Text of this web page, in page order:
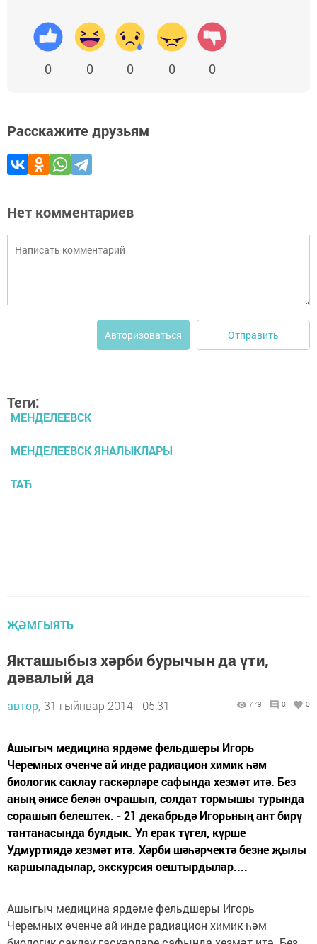
0 0 0 0 0
Расскажите друзьям
Нет комментариев
Авторизоваться Отправить
Теги:
МЕНДЕЛЕЕВСК
МЕНДЕЛЕЕВСК ЯНАЛЫКЛАРЫ
ТАЋ
ҖӘМГЫЯТЬ
Якташыбыз хәрби бурычын да үти,
дәвалый да
автор, 31 гыйнвар 2014 - 05:31 779 0 0
Ашыгыч медицина ярдәме фельдшеры Игорь
Черемных өченче ай инде радиацион химик һәм
биологик саклау гаскәрләре сафында хезмәт итә. Без
аның әнисе белән очрашып, солдат тормышы турында
сорашып белештек. - 21 декабрьдә Игорьның ант бирү
тантанасында булдык. Ул ерак түгел, күрше
Удмуртиядә хезмәт итә. Хәрби шәһәрчектә безне җылы
каршыладылар, экскурсия оештырдылар....
Ашыгыч медицина ярдәме фельдшеры Игорь
Черемных өченче ай инде радиацион химик һәм